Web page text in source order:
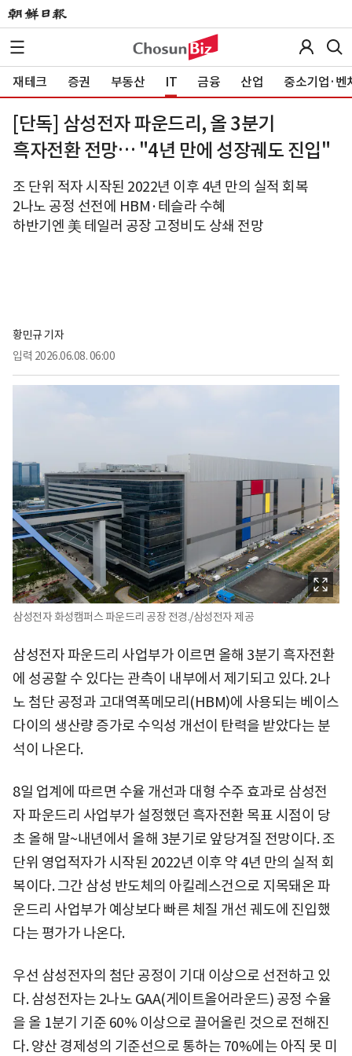
재테크 증권 부동산 IT 금융 산업 중소기업·벤
[단독] 삼성전자 파운드리, 올 3분기
흑자전환 전망… "4년 만에 성장궤도 진입"
조 단위 적자 시작된 2022년 이후 4년 만의 실적 회복
2나노 공정 선전에 HBM·테슬라 수혜
하반기엔 美 테일러 공장 고정비도 상쇄 전망
황민규 기자
입력 2026.06.08. 06:00
삼성전자 화성캠퍼스 파운드리 공장 전경./삼성전자 제공
삼성전자 파운드리 사업부가 이르면 올해 3분기 흑자전환
에 성공할 수 있다는 관측이 내부에서 제기되고 있다. 2나
노 첨단 공정과 고대역폭메모리(HBM)에 사용되는 베이스
다이의 생산량 증가로 수익성 개선이 탄력을 받았다는 분
석이 나온다.
8일 업계에 따르면 수율 개선과 대형 수주 효과로 삼성전
자 파운드리 사업부가 설정했던 흑자전환 목표 시점이 당
초 올해 말~내년에서 올해 3분기로 앞당겨질 전망이다. 조
단위 영업적자가 시작된 2022년 이후 약 4년 만의 실적 회
복이다. 그간 삼성 반도체의 아킬레스건으로 지목돼온 파
운드리 사업부가 예상보다 빠른 체질 개선 궤도에 진입했
다는 평가가 나온다.
우선 삼성전자의 첨단 공정이 기대 이상으로 선전하고 있
다. 삼성전자는 2나노 GAA(게이트올어라운드) 공정 수율
을 올 1분기 기준 60% 이상으로 끌어올린 것으로 전해진
다. 양산 경제성의 기준선으로 통하는 70%에는 아직 못 미